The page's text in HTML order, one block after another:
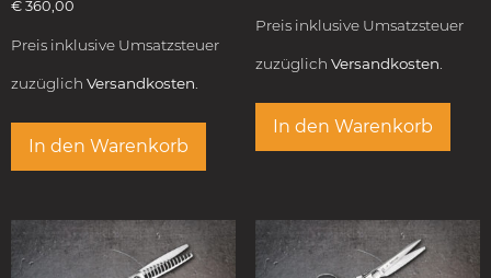
€ 360,00
Preis inklusive Umsatzsteuer
zuzüglich Versandkosten.
In den Warenkorb
Preis inklusive Umsatzsteuer
zuzüglich Versandkosten.
In den Warenkorb